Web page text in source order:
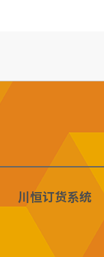
川恒订货系统